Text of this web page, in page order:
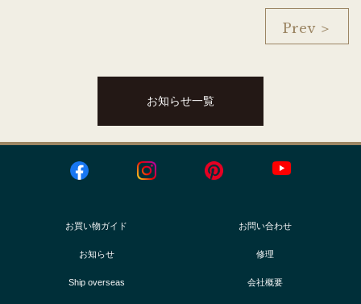
Prev ＞
お知らせ一覧
お買い物ガイド お問い合わせ
お知らせ 修理
Ship overseas 会社概要